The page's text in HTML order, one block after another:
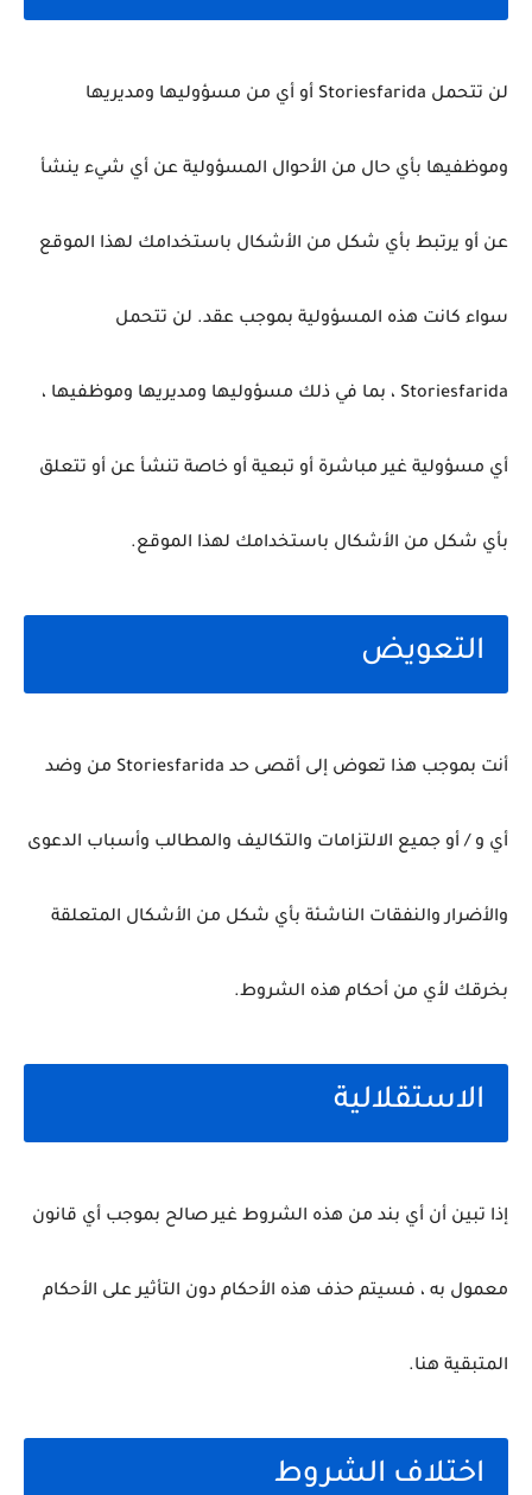
لن تتحمل Storiesfarida أو أي من مسؤوليها ومديريها
وموظفيها بأي حال من الأحوال المسؤولية عن أي شيء ينشأ
عن أو يرتبط بأي شكل من الأشكال باستخدامك لهذا الموقع
سواء كانت هذه المسؤولية بموجب عقد. لن تتحمل
Storiesfarida ، بما في ذلك مسؤوليها ومديريها وموظفيها ،
أي مسؤولية غير مباشرة أو تبعية أو خاصة تنشأ عن أو تتعلق
بأي شكل من الأشكال باستخدامك لهذا الموقع.
التعويض
أنت بموجب هذا تعوض إلى أقصى حد Storiesfarida من وضد
أي و / أو جميع الالتزامات والتكاليف والمطالب وأسباب الدعوى
والأضرار والنفقات الناشئة بأي شكل من الأشكال المتعلقة
بخرقك لأي من أحكام هذه الشروط.
الاستقلالية
إذا تبين أن أي بند من هذه الشروط غير صالح بموجب أي قانون
معمول به ، فسيتم حذف هذه الأحكام دون التأثير على الأحكام
المتبقية هنا.
اختلاف الشروط